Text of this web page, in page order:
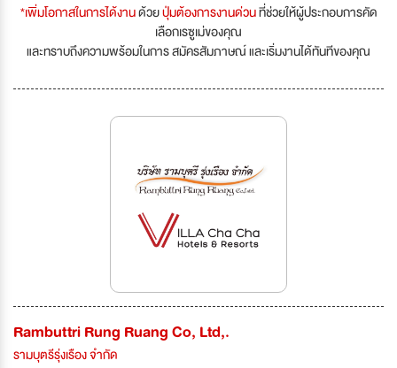
*เพิ่มโอกาสในการได้งานด้วยปุ่มต้องการงานด่วนที่ช่วยให้ผู้ประกอบการคัด
เลือกเรซูเม่ของคุณ
และทราบถึงความพร้อมในการ สมัครสัมภาษณ์ และเริ่มงานได้ทันทีของคุณ
Rambuttri Rung Ruang Co, Ltd,.
รามบุตรีรุ่งเรือง จำกัด